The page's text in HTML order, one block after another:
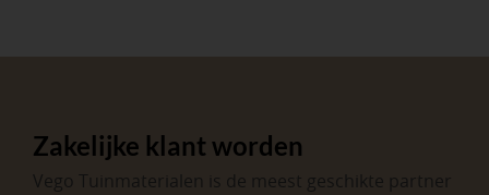
Zakelijke klant worden
Vego Tuinmaterialen is de meest geschikte partner